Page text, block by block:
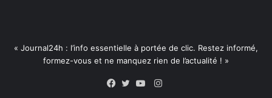
« Journal24h : l’info essentielle à portée de clic. Restez informé,
formez-vous et ne manquez rien de l’actualité ! »
Instagram